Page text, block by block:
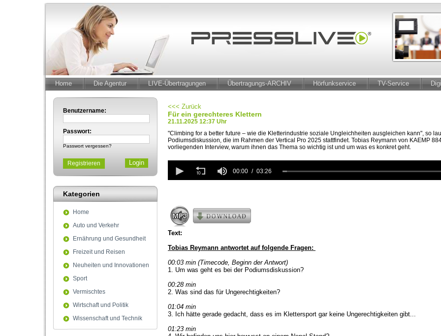
Home Die Agentur LIVE-Übertragungen Übertragungs-ARCHIV Hörfunkservice TV-Service
Benutzername:
Passwort:
Passwort vergessen?
Registrieren
Kategorien
Home
Auto und Verkehr
Ernährung und Gesundheit
Freizeit und Reisen
Neuheiten und Innovationen
Sport
Vermischtes
Wirtschaft und Politik
Wissenschaft und Technik
<<< Zurück
Für ein gerechteres Klettern
21.11.2025 12:37 Uhr
"Climbing for a better future – wie die Kletterindustrie soziale Ungleichheiten ausgleichen kann", so
Podiumsdiskussion, die im Rahmen der Vertical Pro 2025 stattfindet. Tobias Reymann von KAEMP
vorliegenden Interview, warum ihnen das Thema so wichtig ist und um was es konkret geht.
seconds
of
secondsVolume
90%
00:00 03:26
Text:
Tobias Reymann antwortet auf folgende Fragen:
00:03 min (Timecode, Beginn der Antwort)
1. Um was geht es bei der Podiumsdiskussion?
00:28 min
2. Was sind das für Ungerechtigkeiten?
01:04 min
3. Ich hätte gerade gedacht, dass es im Klettersport gar keine Ungerechtigkeiten gibt...
01:23 min